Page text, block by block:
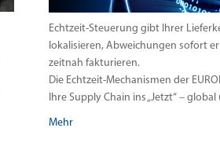
Echtzeit-Steuerung gibt Ihrer
lokalisieren, Abweichungen sofort
zeitnah fakturieren.
Die Echtzeit-Mechanismen der
Ihre Supply Chain ins „Jetzt“ –
Mehr